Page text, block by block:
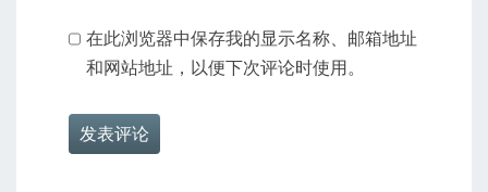
在此浏览器中保存我的显示名称、邮箱地址
和网站地址，以便下次评论时使用。